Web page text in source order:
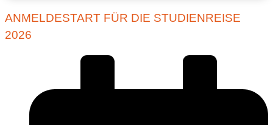
ANMELDESTART FÜR DIE STUDIENREISE
2026